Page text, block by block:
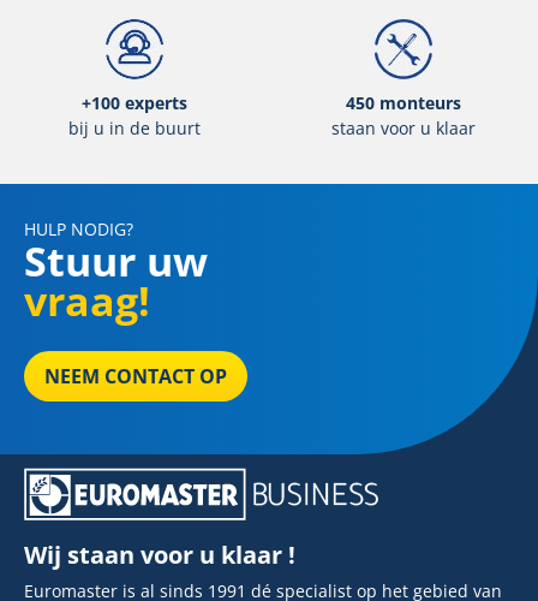
+100 experts
bij u in de buurt
450 monteurs
staan voor u klaar
HULP NODIG?
Stuur uw
vraag!
NEEM CONTACT OP
Wij staan voor u klaar !
Euromaster is al sinds 1991 dé specialist op het gebied van